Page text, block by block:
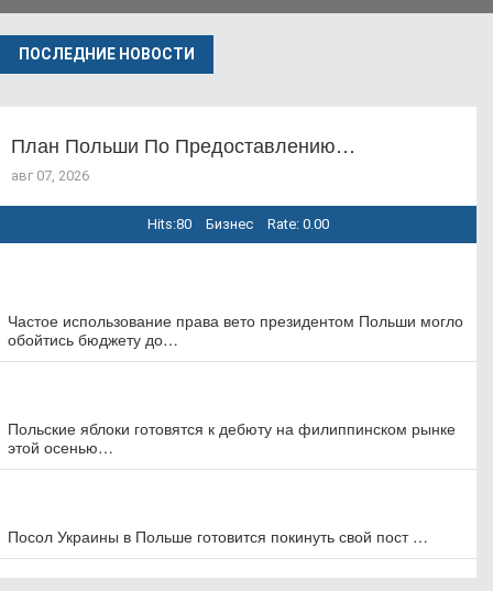
Запада, заявил
министр
иностранных дел
Польши
временной
защитой в ЕС в
апреле 2026 года
Польше выросло
ПОСЛЕДНИЕ НОВОСТИ
План Польши По Предоставлению…
авг 07, 2026
Hits:80 Бизнес Rate: 0.00
Частое использование права вето президентом Польши могло
обойтись бюджету до…
Польские яблоки готовятся к дебюту на филиппинском рынке
этой осенью…
Посол Украины в Польше готовится покинуть свой пост …